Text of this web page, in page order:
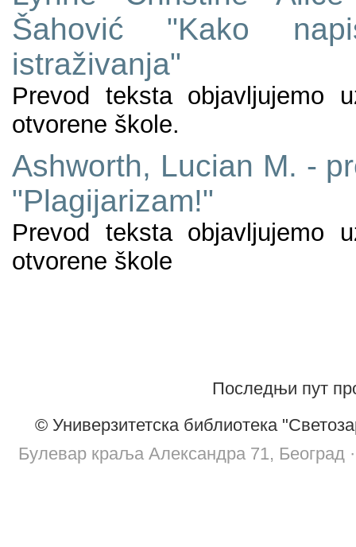
Šahović "Kako
istraživanja"
Prevod teksta objavljujemo
otvorene škole.
Ashworth, Lucian M. -
"Plagijarizam!"
Prevod teksta objavljujemo
otvorene škole
Последњи пут
© Универзитетска библиотека
Булевар краља Александра 71, Београд